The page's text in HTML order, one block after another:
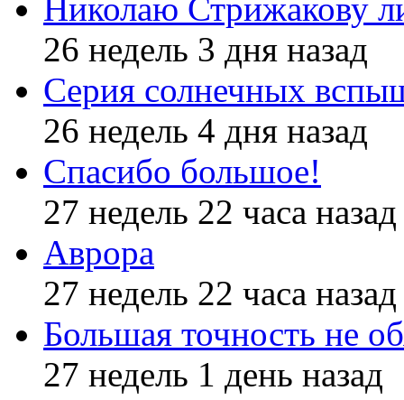
Николаю Стрижакову
26 недель 3 дня назад
Серия солнечных
26 недель 4 дня назад
Спасибо большое!
27 недель 22 часа назад
Аврора
27 недель 22 часа назад
Большая точность не
27 недель 1 день назад